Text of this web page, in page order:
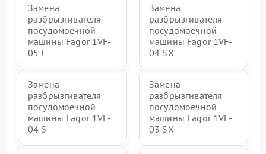
Замена
разбрызгивателя
посудомоечной
машины Fagor 1VF-
05 E
Замена
разбрызгивателя
посудомоечной
машины Fagor 1VF-
04 SX
Замена
разбрызгивателя
посудомоечной
машины Fagor 1VF-
04 S
Замена
разбрызгивателя
посудомоечной
машины Fagor 1VF-
03 SX